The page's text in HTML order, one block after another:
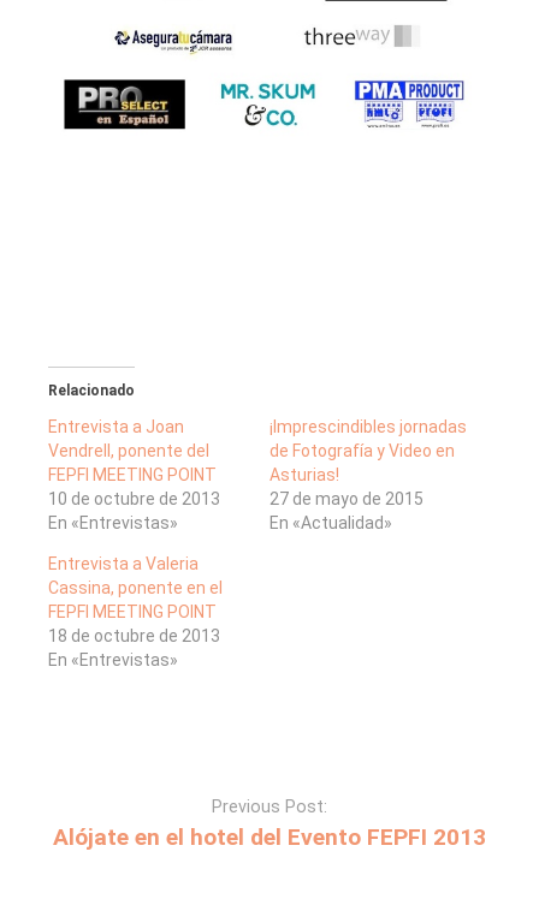
Relacionado
Entrevista a Joan
Vendrell, ponente del
FEPFI MEETING POINT
10 de octubre de 2013
En «Entrevistas»
¡Imprescindibles jornadas
de Fotografía y Video en
Asturias!
27 de mayo de 2015
En «Actualidad»
Entrevista a Valeria
Cassina, ponente en el
FEPFI MEETING POINT
18 de octubre de 2013
En «Entrevistas»
Previous Post:
Alójate en el hotel del Evento FEPFI 2013